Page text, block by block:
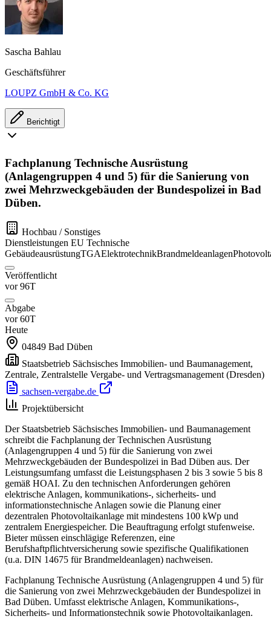
Sascha Bahlau
Geschäftsführer
LOUPZ GmbH & Co. KG
Berichtigt
Fachplanung Technische Ausrüstung
(Anlagengruppen 4 und 5) für die Sanierung von
zwei Mehrzweckgebäuden der Bundespolizei in Bad
Düben.
Hochbau / Sonstiges
Dienstleistungen EU Technische
GebäudeausrüstungTGAElektrotechnikBrandmeldeanlagen
Veröffentlicht
vor 96T
Abgabe
vor 60T
Heute
04849 Bad Düben
Staatsbetrieb Sächsisches Immobilien- und Baumanagement,
Zentrale, Zentralstelle Vergabe- und Vertragsmanagement (Dresden)
sachsen-vergabe.de
Projektübersicht
Der Staatsbetrieb Sächsisches Immobilien- und Baumanagement
schreibt die Fachplanung der Technischen Ausrüstung
(Anlagengruppen 4 und 5) für die Sanierung von zwei
Mehrzweckgebäuden der Bundespolizei in Bad Düben aus. Der
Leistungsumfang umfasst die Leistungsphasen 2 bis 3 sowie 5 bis 8
gemäß HOAI. Zu den technischen Anforderungen gehören
elektrische Anlagen, kommunikations-, sicherheits- und
informationstechnische Anlagen sowie die Planung einer
dezentralen Photovoltaikanlage mit mindestens 100 kWp und
zentralem Energiespeicher. Die Beauftragung erfolgt stufenweise.
Bieter müssen einschlägige Referenzen, eine
Berufshaftpflichtversicherung sowie spezifische Qualifikationen
(u.a. DIN 14675 für Brandmeldeanlagen) nachweisen.
Fachplanung Technische Ausrüstung (Anlagengruppen 4 und 5) für
die Sanierung von zwei Mehrzweckgebäuden der Bundespolizei in
Bad Düben. Umfasst elektrische Anlagen, Kommunikations-,
Sicherheits- und Informationstechnik sowie Photovoltaikanlagen.